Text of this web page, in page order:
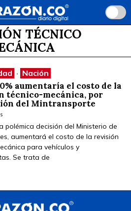
TÉCNICO
· Nación
aumentaría el costo de la
técnico-mecánica, por
del Mintransporte
polémica decisión del Ministerio de
aumentará el costo de la revisión
para vehículos y
Se trata de